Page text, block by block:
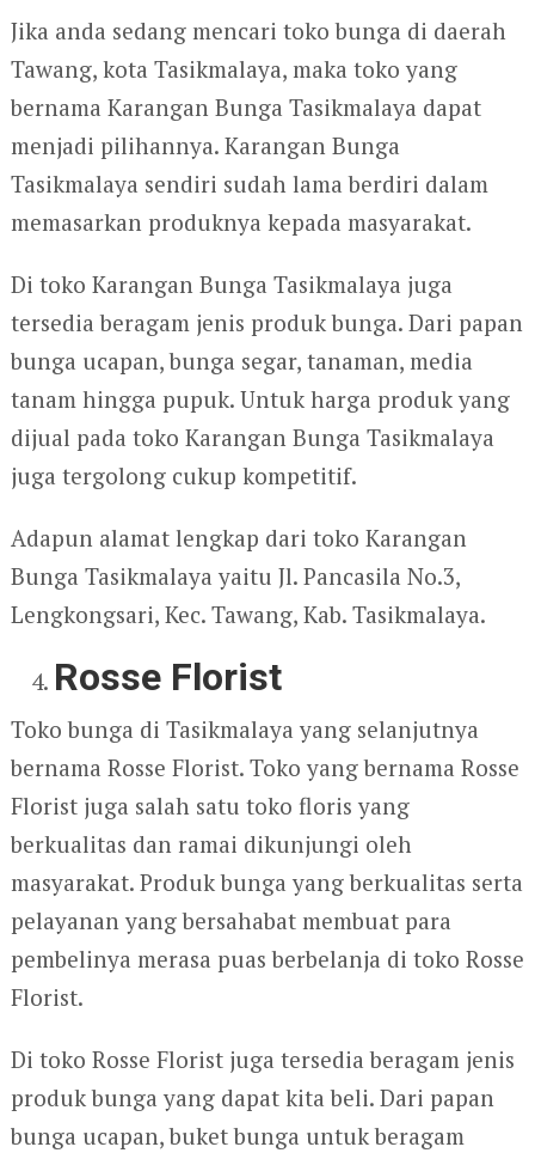
Jika anda sedang mencari toko bunga di daerah
Tawang, kota Tasikmalaya, maka toko yang
bernama Karangan Bunga Tasikmalaya dapat
menjadi pilihannya. Karangan Bunga
Tasikmalaya sendiri sudah lama berdiri dalam
memasarkan produknya kepada masyarakat.
Di toko Karangan Bunga Tasikmalaya juga
tersedia beragam jenis produk bunga. Dari papan
bunga ucapan, bunga segar, tanaman, media
tanam hingga pupuk. Untuk harga produk yang
dijual pada toko Karangan Bunga Tasikmalaya
juga tergolong cukup kompetitif.
Adapun alamat lengkap dari toko Karangan
Bunga Tasikmalaya yaitu Jl. Pancasila No.3,
Lengkongsari, Kec. Tawang, Kab. Tasikmalaya.
Rosse Florist
Toko bunga di Tasikmalaya yang selanjutnya
bernama Rosse Florist. Toko yang bernama Rosse
Florist juga salah satu toko floris yang
berkualitas dan ramai dikunjungi oleh
masyarakat. Produk bunga yang berkualitas serta
pelayanan yang bersahabat membuat para
pembelinya merasa puas berbelanja di toko Rosse
Florist.
Di toko Rosse Florist juga tersedia beragam jenis
produk bunga yang dapat kita beli. Dari papan
bunga ucapan, buket bunga untuk beragam